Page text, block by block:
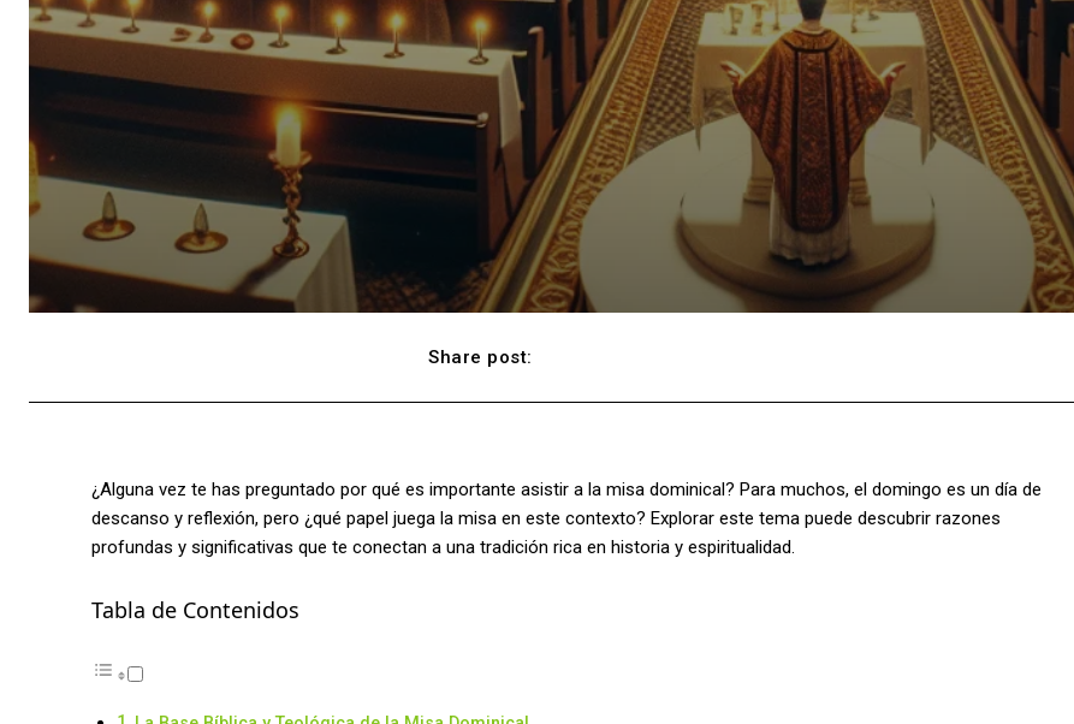
Share post:
¿Alguna vez te has preguntado por qué es importante asistir a la misa dominical? Para muchos, el domingo es un día de
descanso y reflexión, pero ¿qué papel juega la misa en este contexto? Explorar este tema puede descubrir razones
profundas y significativas que te conectan a una tradición rica en historia y espiritualidad.
Tabla de Contenidos